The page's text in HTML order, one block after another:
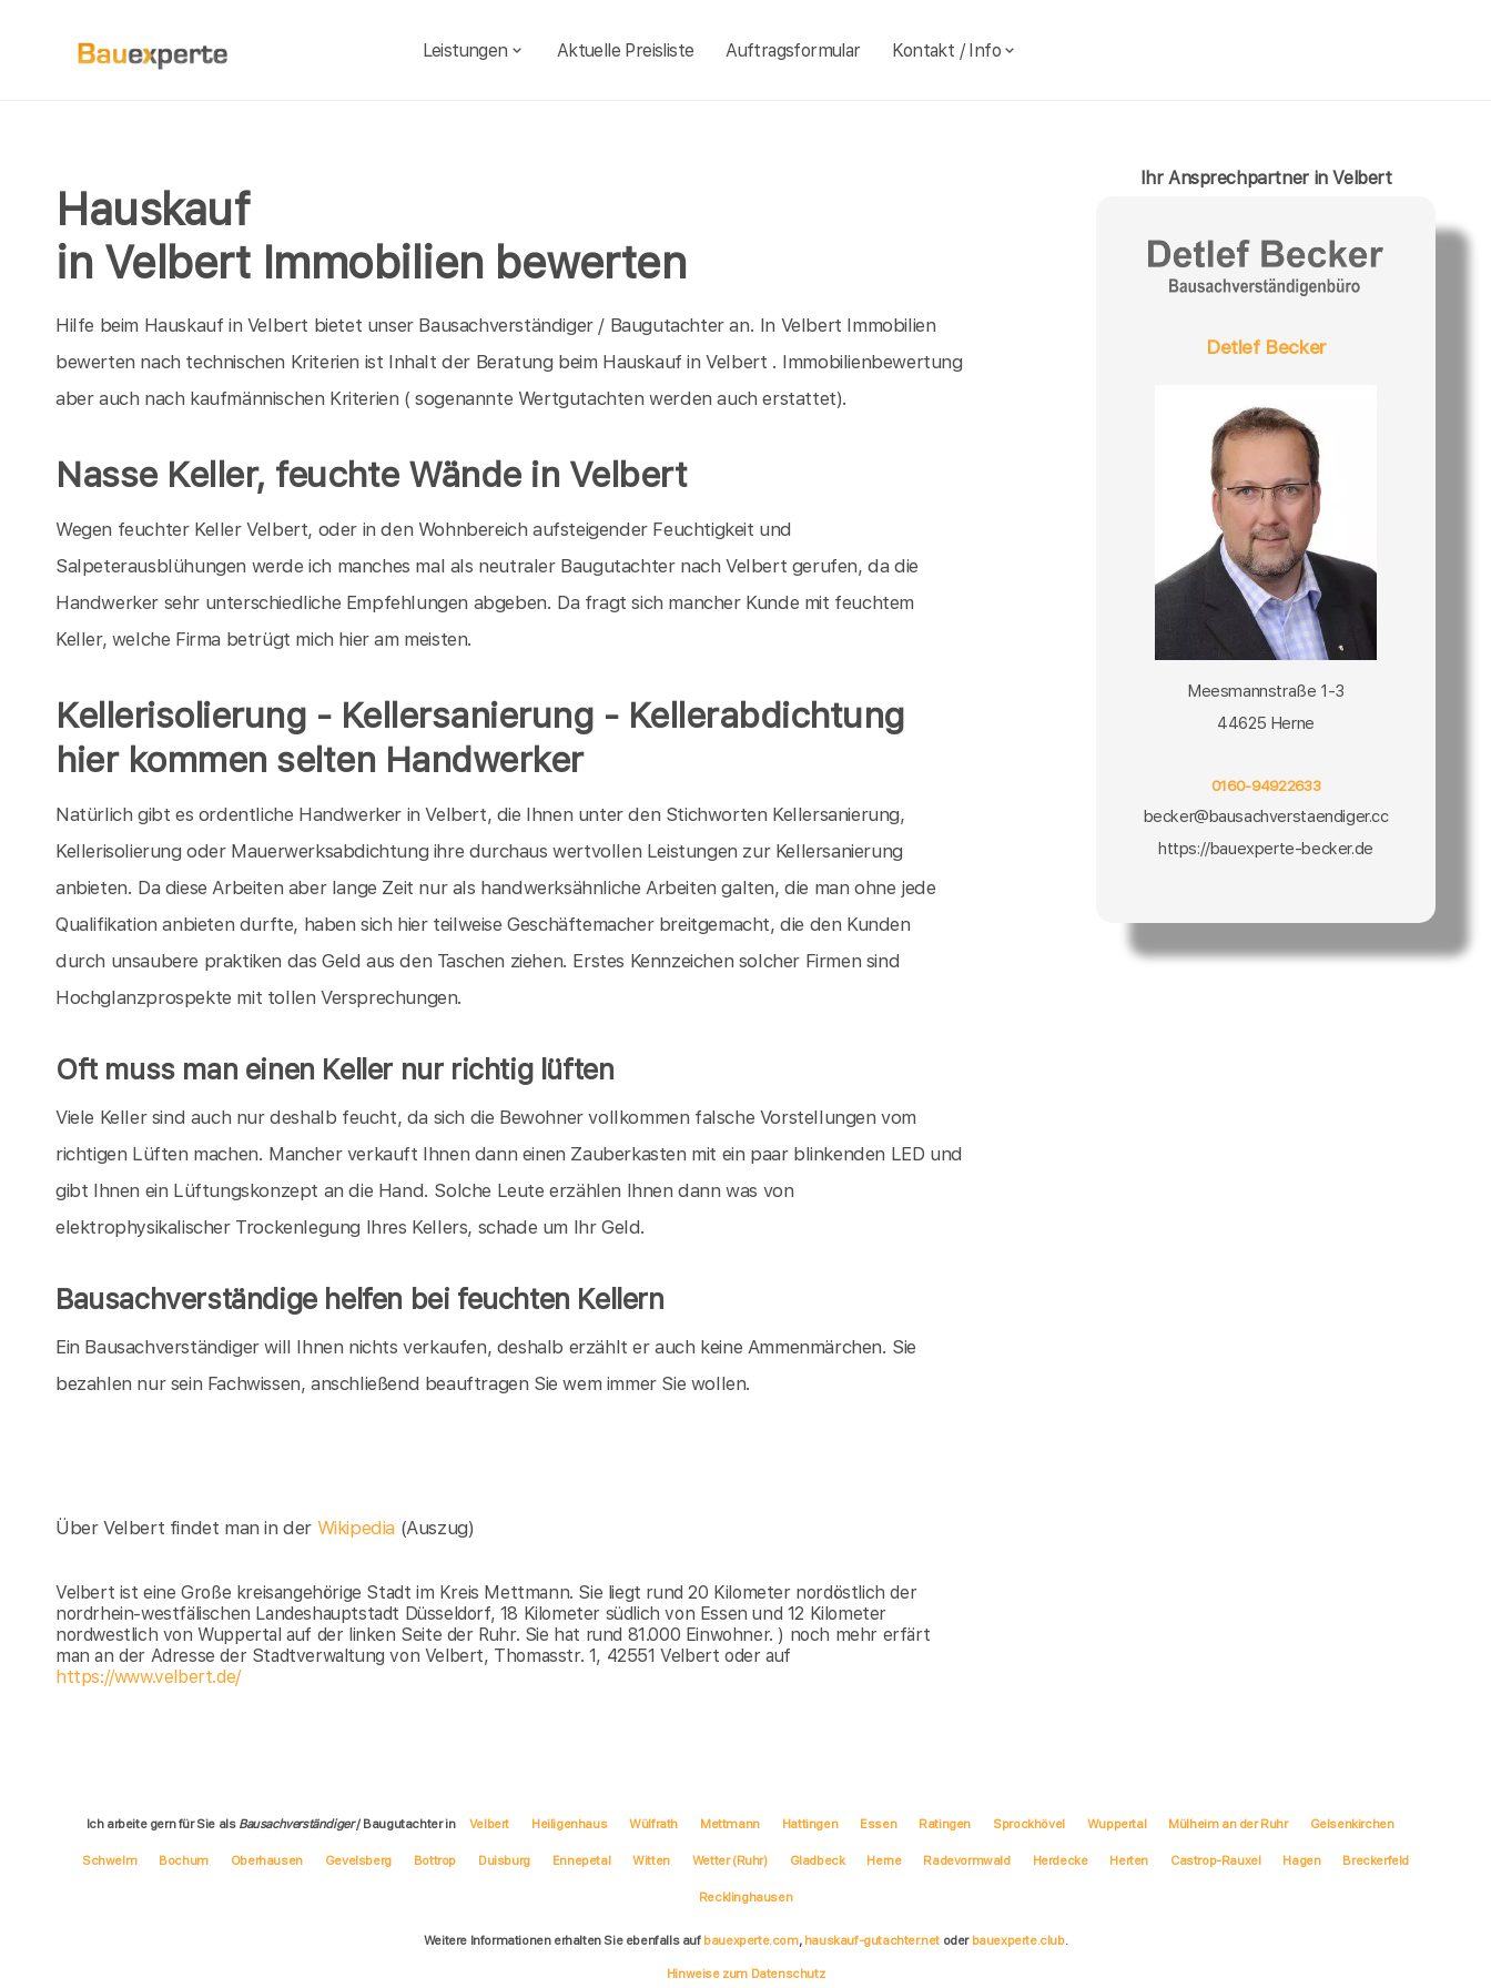
Leistungen Aktuelle Preisliste Auftragsformular Kontakt / Info
Hauskauf
in Velbert Immobilien bewerten
Hilfe beim Hauskauf in Velbert bietet unser Bausachverständiger / Baugutachter an. In Velbert Immobilien
bewerten nach technischen Kriterien ist Inhalt der Beratung beim Hauskauf in Velbert . Immobilienbewertung
aber auch nach kaufmännischen Kriterien ( sogenannte Wertgutachten werden auch erstattet).
Nasse Keller, feuchte Wände in Velbert
Wegen feuchter Keller Velbert, oder in den Wohnbereich aufsteigender Feuchtigkeit und
Salpeterausblühungen werde ich manches mal als neutraler Baugutachter nach Velbert gerufen, da die
Handwerker sehr unterschiedliche Empfehlungen abgeben. Da fragt sich mancher Kunde mit feuchtem
Keller, welche Firma betrügt mich hier am meisten.
Kellerisolierung - Kellersanierung - Kellerabdichtung
hier kommen selten Handwerker
Natürlich gibt es ordentliche Handwerker in Velbert, die Ihnen unter den Stichworten Kellersanierung,
Kellerisolierung oder Mauerwerksabdichtung ihre durchaus wertvollen Leistungen zur Kellersanierung
anbieten. Da diese Arbeiten aber lange Zeit nur als handwerksähnliche Arbeiten galten, die man ohne jede
Qualifikation anbieten durfte, haben sich hier teilweise Geschäftemacher breitgemacht, die den Kunden
durch unsaubere praktiken das Geld aus den Taschen ziehen. Erstes Kennzeichen solcher Firmen sind
Hochglanzprospekte mit tollen Versprechungen.
Oft muss man einen Keller nur richtig lüften
Viele Keller sind auch nur deshalb feucht, da sich die Bewohner vollkommen falsche Vorstellungen vom
richtigen Lüften machen. Mancher verkauft Ihnen dann einen Zauberkasten mit ein paar blinkenden LED und
gibt Ihnen ein Lüftungskonzept an die Hand. Solche Leute erzählen Ihnen dann was von
elektrophysikalischer Trockenlegung Ihres Kellers, schade um Ihr Geld.
Bausachverständige helfen bei feuchten Kellern
Ein Bausachverständiger will Ihnen nichts verkaufen, deshalb erzählt er auch keine Ammenmärchen. Sie
bezahlen nur sein Fachwissen, anschließend beauftragen Sie wem immer Sie wollen.
Über Velbert findet man in der Wikipedia (Auszug)
Velbert ist eine Große kreisangehörige Stadt im Kreis Mettmann. Sie liegt rund 20 Kilometer nordöstlich der
nordrhein-westfälischen Landeshauptstadt Düsseldorf, 18 Kilometer südlich von Essen und 12 Kilometer
nordwestlich von Wuppertal auf der linken Seite der Ruhr. Sie hat rund 81.000 Einwohner. ) noch mehr erfärt
man an der Adresse der Stadtverwaltung von Velbert, Thomasstr. 1, 42551 Velbert oder auf
https://www.velbert.de/
Ihr Ansprechpartner in Velbert
Detlef Becker
Meesmannstraße 1-3
44625 Herne
0160-94922633
becker@bausachverstaendiger.cc
https://bauexperte-becker.de
Ich arbeite gern für Sie als Bausachverständiger/ Baugutachter in Velbert Heiligenhaus Wülfrath Mettmann Hattingen Essen Ratingen Sprockhövel Wuppertal Mülheim an der Ruhr Gelsenkirchen
Schwelm Bochum Oberhausen Gevelsberg Bottrop Duisburg Ennepetal Witten Wetter (Ruhr) Gladbeck Herne Radevormwald Herdecke Herten Castrop-Rauxel Hagen Breckerfeld
Recklinghausen
Weitere Informationen erhalten Sie ebenfalls auf bauexperte.com, hauskauf-gutachter.net oder bauexperte.club.
Hinweise zum Datenschutz